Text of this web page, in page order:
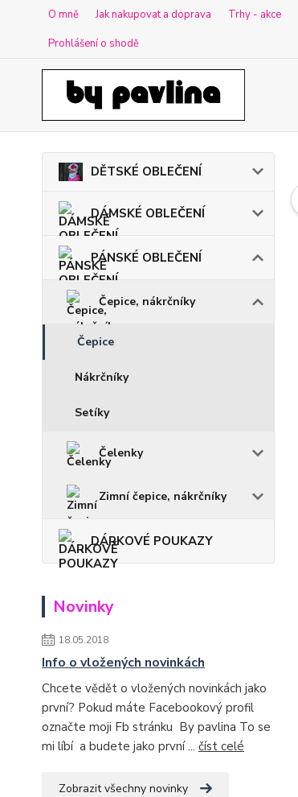
O mně Jak nakupovat a doprava Trhy - akce
Prohlášení o shodě
DĚTSKÉ OBLEČENÍ
DÁMSKÉ OBLEČENÍ
PÁNSKÉ OBLEČENÍ
Čepice, nákrčníky
Čepice
Nákrčníky
Setíky
Čelenky
Zimní čepice, nákrčníky
DÁRKOVÉ POUKAZY
Novinky
18.05.2018
Info o vložených novinkách
Chcete vědět o vložených novinkách jako
první? Pokud máte Facebookový profil
označte moji Fb stránku By pavlina To se
mi líbí a budete jako první ... číst celé
Zobrazit všechny novinky